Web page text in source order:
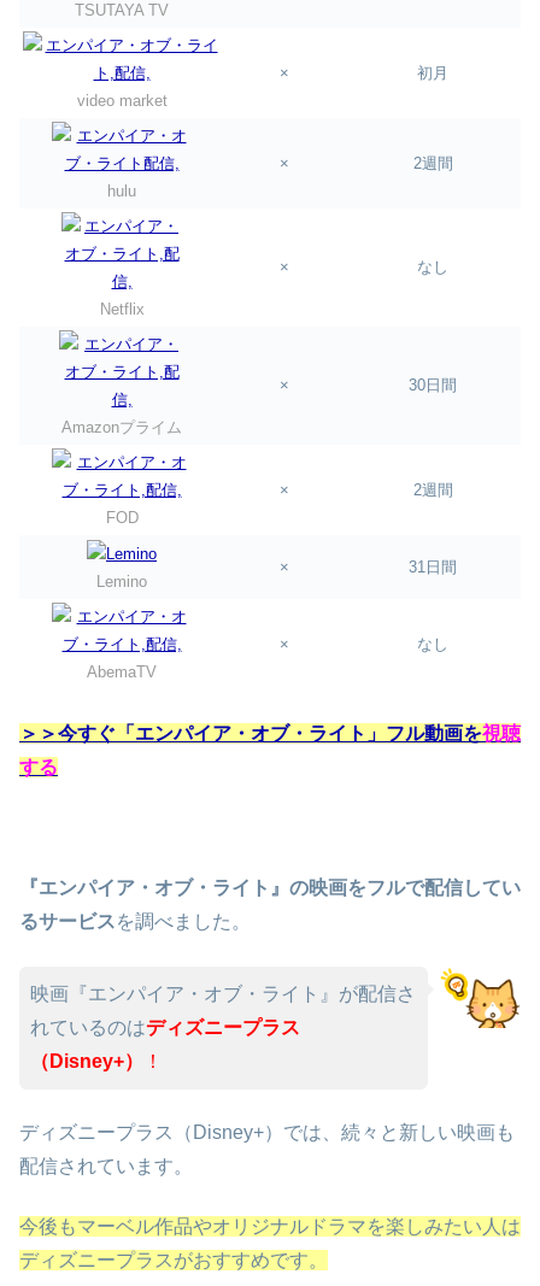
TSUTAYA TV
video market
× 初月
hulu
× 2週間
Netflix
× なし
Amazonプライム
× 30日間
FOD
× 2週間
Lemino
× 31日間
AbemaTV
× なし
＞＞今すぐ「エンパイア・オブ・ライト」フル動画を視聴
する
『エンパイア・オブ・ライト』の映画をフルで配信してい
るサービスを調べました。
映画『エンパイア・オブ・ライト』が配信さ
れているのはディズニープラス
（Disney+）
！
ディズニープラス（Disney+）では、続々と新しい映画も
配信されています。
今後もマーベル作品やオリジナルドラマを楽しみたい人は
ディズニープラスがおすすめです。